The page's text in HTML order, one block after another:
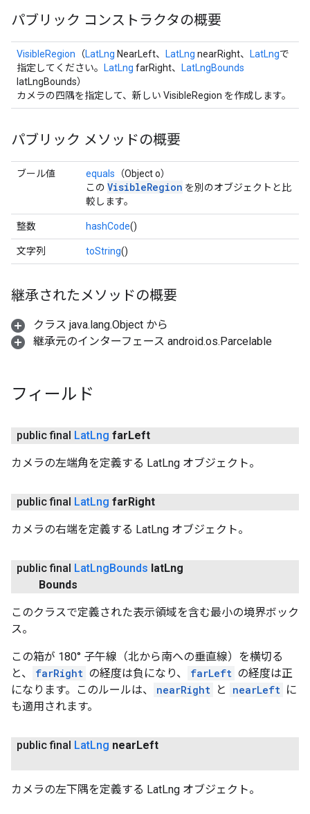
パブリック コンストラクタの概要
VisibleRegion （LatLng NearLeft、 LatLng nearRight、 LatLngで
指定してください。
LatLng farRight、
LatLngBounds
latLngBounds）
カメラの四隅を指定して、新しい VisibleRegion を作成します。
パブリック メソッドの概要
ブール値 equals （Object o）
この VisibleRegion を別のオブジェクトと比
較します。
整数 hashCode()
文字列 toString()
継承されたメソッドの概要
クラス java.lang.Object から
継承元のインターフェース android.os.Parcelable
フィールド
public final LatLng farLeft
カメラの左端角を定義する LatLng オブジェクト。
public final LatLng farRight
カメラの右端を定義する LatLng オブジェクト。
public final LatLngBounds latLng
Bounds
このクラスで定義された表示領域を含む最小の境界ボック
ス。
この箱が 180° 子午線（北から南への垂直線）を横切る
と、
farRight の経度は負になり、 farLeft の経度は正
になります。このルールは、
nearRight と nearLeft に
も適用されます。
public final LatLng nearLeft
カメラの左下隅を定義する LatLng オブジェクト。